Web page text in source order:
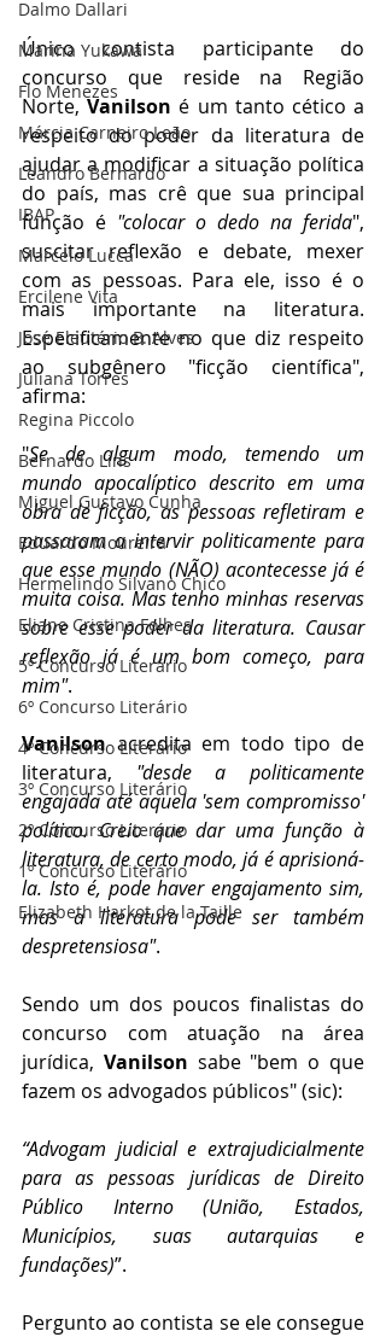
Dalmo Dallari
Marina Yukawa
Flo Menezes
Márcia Carneiro Leão
Leandro Bernardo
IBAP
Marcelo Lucca
Ercilene Vita
José Eleutério B. Alves
Juliana Torres
Regina Piccolo
Bernardo Lins
Miguel Gustavo Cunha
Eduardo Moureira
Hermelindo Silvano Chico
Eliane Cristina Folhes
5º Concurso Literário
6º Concurso Literário
4º Concurso Literário
3º Concurso Literário
2º Concurso Literário
1º Concurso Literário
Elizabeth Harkot de la Taille
Único contista participante do
concurso que reside na Região
Norte, Vanilson é um tanto cético a
respeito do poder da literatura de
ajudar a modificar a situação política
do país, mas crê que sua principal
função é "colocar o dedo na ferida",
suscitar reflexão e debate, mexer
com as pessoas. Para ele, isso é o
mais importante na literatura.
Especificamente no que diz respeito
ao subgênero "ficção científica",
afirma:
"Se de algum modo, temendo um
mundo apocalíptico descrito em uma
obra de ficção, as pessoas refletiram e
passaram a intervir politicamente para
que esse mundo (NÃO) acontecesse já é
muita coisa. Mas tenho minhas reservas
sobre esse poder da literatura. Causar
reflexão já é um bom começo, para
mim".
Vanilson acredita em todo tipo de
literatura, "desde a politicamente
engajada até aquela 'sem compromisso'
político. Creio que dar uma função à
literatura, de certo modo, já é aprisioná-
la. Isto é, pode haver engajamento sim,
mas a literatura pode ser também
despretensiosa".
Sendo um dos poucos finalistas do
concurso com atuação na área
jurídica, Vanilson sabe "bem o que
fazem os advogados públicos" (sic):
“Advogam judicial e extrajudicialmente
para as pessoas jurídicas de Direito
Público Interno (União, Estados,
Municípios, suas autarquias e
fundações)”.
Pergunto ao contista se ele consegue